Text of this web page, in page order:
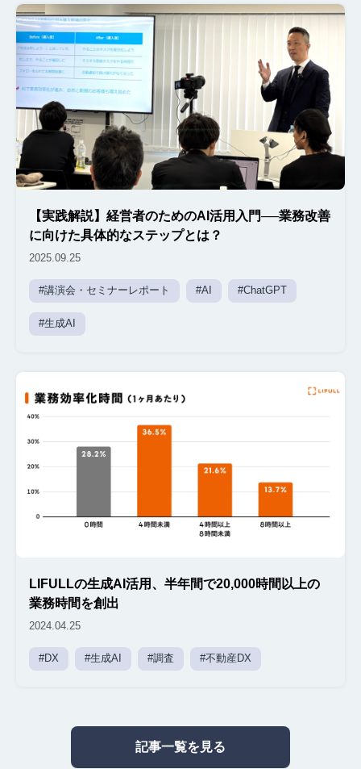
【実践解説】経営者のためのAI活用入門──業務改善
に向けた具体的なステップとは？
2025.09.25
#講演会・セミナーレポート #AI #ChatGPT
#生成AI
LIFULLの生成AI活用、半年間で20,000時間以上の
業務時間を創出
2024.04.25
#DX #生成AI #調査 #不動産DX
記事一覧を見る